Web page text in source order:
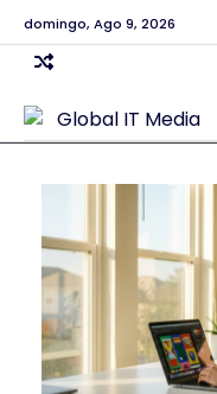
Skip
to
content
domingo, Ago 9, 2026